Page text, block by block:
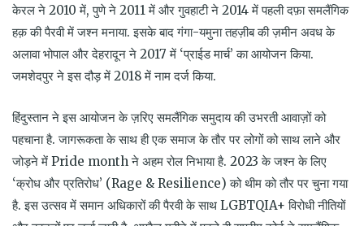
केरल ने 2010 में, पुणे ने 2011 में और गुवहाटी ने 2014 में पहली दफ़ा समलैंगिक
हक़ की पैरवी में जश्न मनाया. इसके बाद गंगा-यमुना तहज़ीब की ज़मीन अवध के
अलावा भोपाल और देहरादून ने 2017 में ‘प्राईड मार्च’ का आयोजन किया.
जमशेदपुर ने इस दौड़ में 2018 में नाम दर्ज किया.
हिंदुस्तान ने इस आयोजन के ज़रिए समलैंगिक समुदाय की उभरती आवाज़ों को
पहचाना है. जागरूकता के साथ ही एक समाज के तौर पर लोगों को साथ लाने और
जोड़ने में Pride month ने अहम रोल निभाया है. 2023 के जश्न के लिए
‘क्रोध और प्रतिरोध’ (Rage & Resilience) को थीम को तौर पर चुना गया
है. इस उत्सव में समान अधिकारों की पैरवी के साथ LGBTQIA+ विरोधी नीतियों